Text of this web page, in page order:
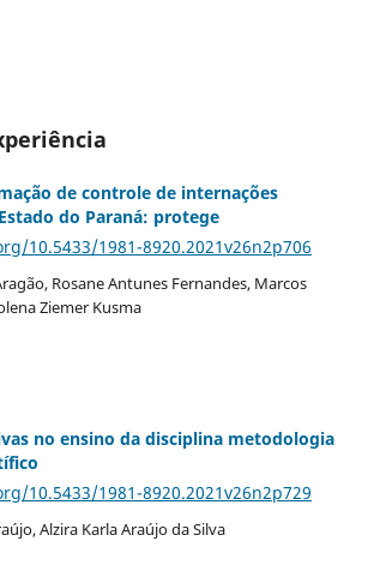
de controle de internações
do Paraná: protege
10.5433/1981-8920.2021v26n2p706
Rosane Antunes Fernandes, Marcos
Ziemer Kusma
no ensino da disciplina metodologia
10.5433/1981-8920.2021v26n2p729
Alzira Karla Araújo da Silva